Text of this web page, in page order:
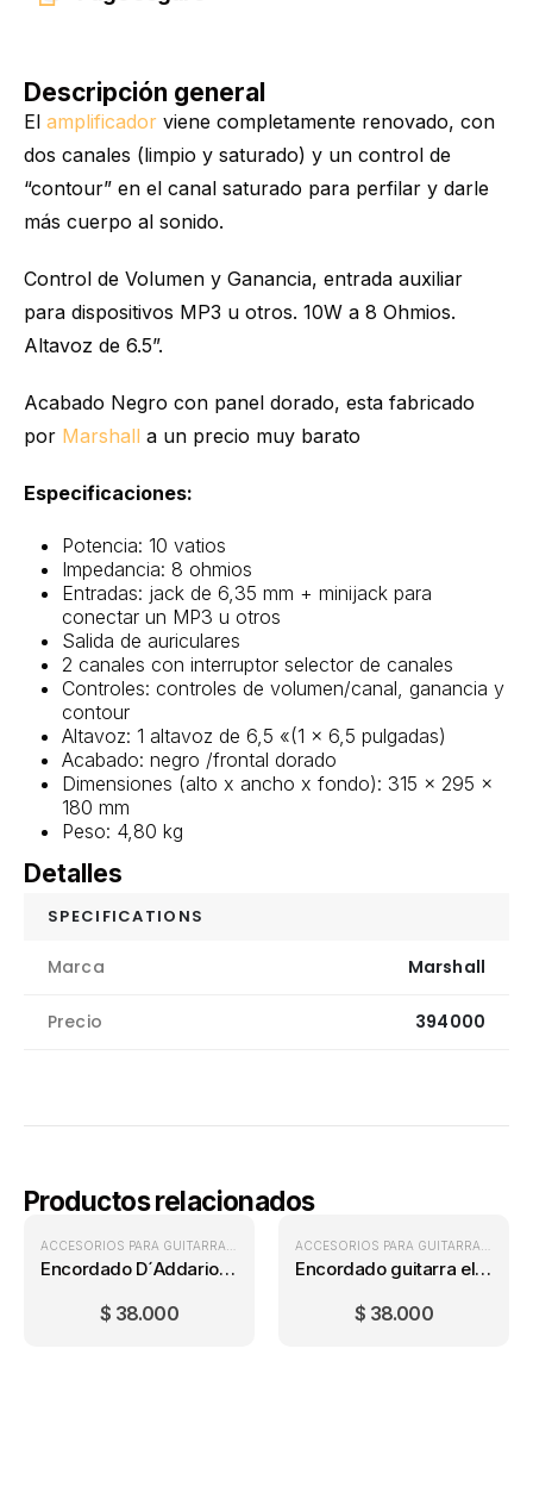
Descripción general
El amplificador viene completamente renovado, con
dos canales (limpio y saturado) y un control de
“contour” en el canal saturado para perfilar y darle
más cuerpo al sonido.
Control de Volumen y Ganancia, entrada auxiliar
para dispositivos MP3 u otros. 10W a 8 Ohmios.
Altavoz de 6.5”.
Acabado Negro con panel dorado, esta fabricado
por Marshall a un precio muy barato
Especificaciones:
Potencia: 10 vatios
Impedancia: 8 ohmios
Entradas: jack de 6,35 mm + minijack para
conectar un MP3 u otros
Salida de auriculares
2 canales con interruptor selector de canales
Controles: controles de volumen/canal, ganancia y
contour
Altavoz: 1 altavoz de 6,5 «(1 x 6,5 pulgadas)
Acabado: negro /frontal dorado
Dimensiones (alto x ancho x fondo): 315 x 295 x
180 mm
Peso: 4,80 kg
Detalles
SPECIFICATIONS
Marca Marshall
Precio 394000
Productos relacionados
ENCORDADOS GUITARRA ELÉCTRICA,
Encordado D´Addario EXL110 Regular Light (10-46)
$ 38.000
Encordado guitarra eléctrica Ernie Ball Hybrid Slinky (9-46)
$ 38.000